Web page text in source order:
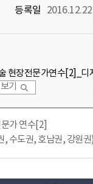
등록일 2016.12.22
현장전문가연수[2]_디
기
가 연수[2]
, 수도권, 호남권, 강원권